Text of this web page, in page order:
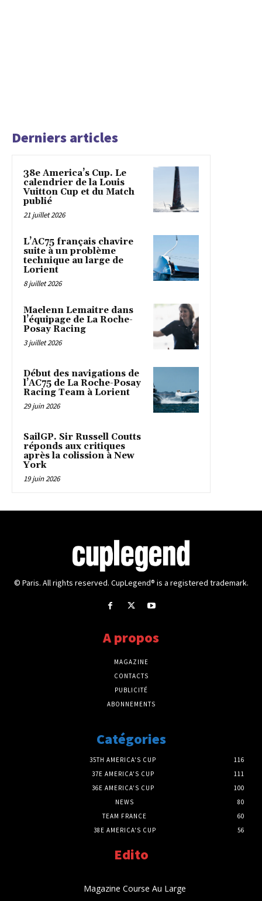
Derniers articles
38e America’s Cup. Le
calendrier de la Louis
Vuitton Cup et du Match
publié
21 juillet 2026
L’AC75 français chavire
suite à un problème
technique au large de
Lorient
8 juillet 2026
Maelenn Lemaitre dans
l’équipage de La Roche-
Posay Racing
3 juillet 2026
Début des navigations de
l’AC75 de La Roche-Posay
Racing Team à Lorient
29 juin 2026
SailGP. Sir Russell Coutts
réponds aux critiques
après la colission à New
York
19 juin 2026
© Paris. All rights reserved. CupLegend® is a registered trademark.
A propos
MAGAZINE
CONTACTS
PUBLICITÉ
ABONNEMENTS
Catégories
35TH AMERICA'S CUP
116
37E AMERICA'S CUP
111
36E AMERICA'S CUP
100
NEWS
80
TEAM FRANCE
60
38E AMERICA'S CUP
56
Edito
Magazine Course Au Large